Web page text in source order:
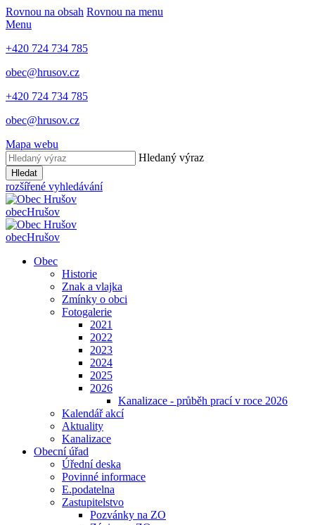
Rovnou na obsah Rovnou na menu
Menu
+420 724 734 785
obec@hrusov.cz
+420 724 734 785
obec@hrusov.cz
Mapa webu
Hledaný výraz
Hledat
rozšířené vyhledávání
obecHrušov
obecHrušov
Obec
Historie
Znak a vlajka
Zmínky o obci
Fotogalerie
2021
2022
2023
2024
2025
2026
Kanalizace - průběh prací v roce 2026
Kalendář akcí
Aktuality
Kanalizace
Obecní úřad
Úřední deska
Povinné informace
E.podatelna
Zastupitelstvo
Pozvánky na ZO